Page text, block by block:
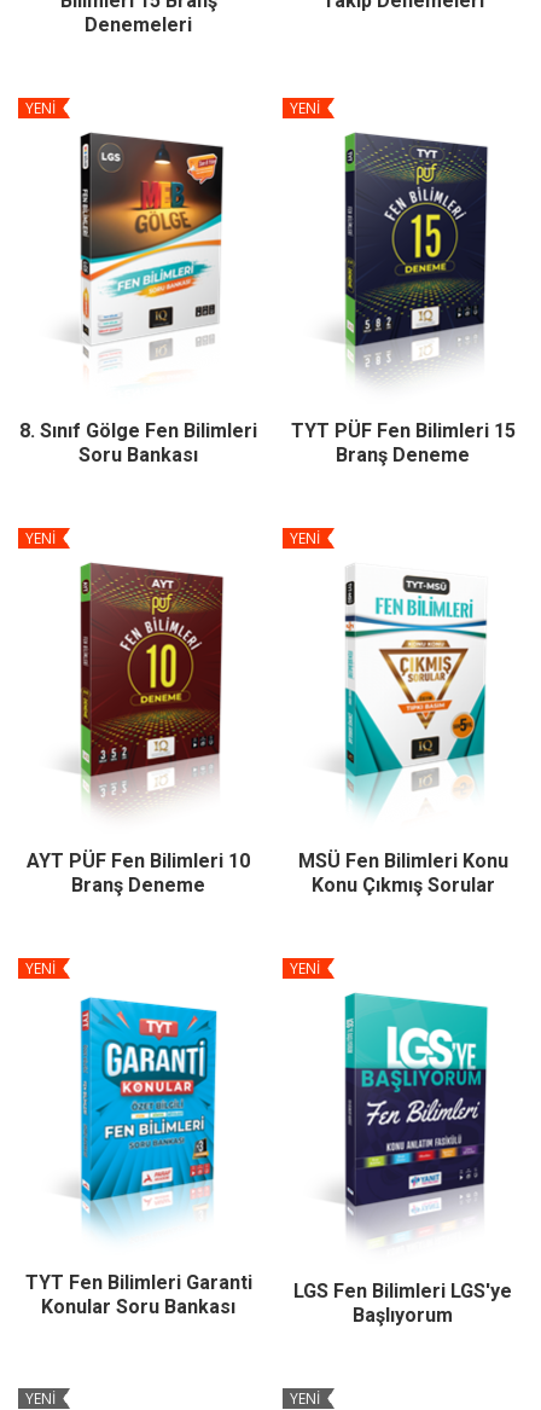
Denemeleri
YENİ
8. Sınıf Gölge Fen Bilimleri
Soru Bankası
YENİ
TYT PÜF Fen Bilimleri 15
Branş Deneme
YENİ
AYT PÜF Fen Bilimleri 10
Branş Deneme
YENİ
MSÜ Fen Bilimleri Konu
Konu Çıkmış Sorular
YENİ
TYT Fen Bilimleri Garanti
Konular Soru Bankası
YENİ
LGS Fen Bilimleri LGS'ye
Başlıyorum
YENİ YENİ